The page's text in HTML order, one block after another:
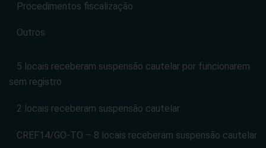
Procedimentos fiscalização
Outros
5 locais receberam suspensão cautelar por funcionarem
sem registro
2 locais receberam suspensão cautelar
CREF14/GO-TO – 8 locais receberam suspensão cautelar